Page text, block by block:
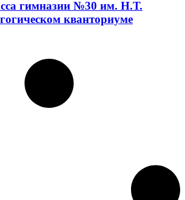
гимназии №30 им. Н.Т.
кванториуме